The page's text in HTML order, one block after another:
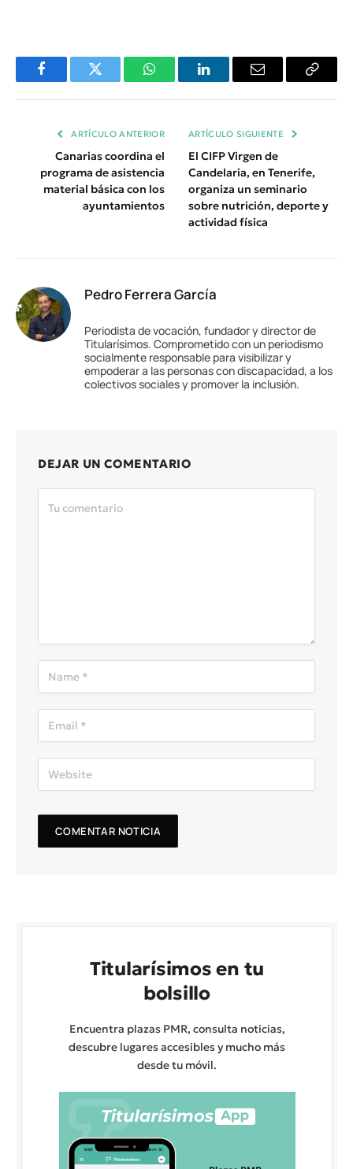
FacebookTwitter WhatsAppLinkedInEmail
Copiar
ARTÍCULO ANTERIOR
Canarias coordina el
programa de asistencia
material básica con los
ayuntamientos
ARTÍCULO SIGUIENTE
El CIFP Virgen de
Candelaria, en Tenerife,
organiza un seminario
sobre nutrición, deporte y
actividad física
Pedro Ferrera García
Periodista de vocación, fundador y director de
Titularísimos. Comprometido con un periodismo
socialmente responsable para visibilizar y
empoderar a las personas con discapacidad, a los
colectivos sociales y promover la inclusión.
DEJAR UN COMENTARIO
Titularísimos en tu
bolsillo
Encuentra plazas PMR, consulta noticias,
descubre lugares accesibles y mucho más
desde tu móvil.